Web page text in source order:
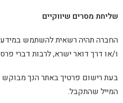
שליחת מסרים שיווקיים
ו/או דרך דואר ישרא, לרבות דברי
בעת רישום פרטיך באתר הנך מבוקש
המייל שהתקבל.